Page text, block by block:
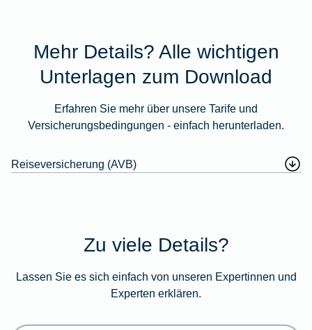
Mehr Details? Alle wichtigen
Unterlagen zum Download
Erfahren Sie mehr über unsere Tarife und
Versicherungsbedingungen - einfach herunterladen.
Reiseversicherung (AVB)
Zu viele Details?
Lassen Sie es sich einfach von unseren Expertinnen und
Experten erklären.